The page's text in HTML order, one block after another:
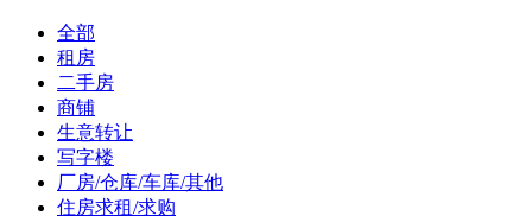
全部
租房
二手房
商铺
生意转让
写字楼
厂房/仓库/车库/其他
住房求租/求购